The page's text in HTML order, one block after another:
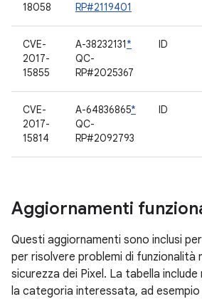
18058
RP#2119401
CVE-
2017-
15855
A-38232131*
QC-
RP#2025367
ID
CVE-
2017-
15814
A-64836865*
QC-
RP#2092793
ID
Aggiornamenti
Questi aggiornamenti sono inclusi
per risolvere problemi di funzionalità
sicurezza dei Pixel. La tabella
la categoria interessata, ad